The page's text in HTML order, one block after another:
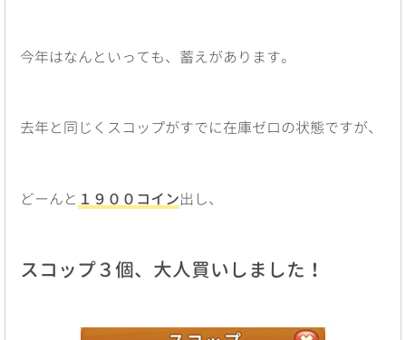
今年はなんといっても、蓄えがあります。
去年と同じくスコップがすでに在庫ゼロの状態ですが、
どーんと １９００コイン出し、
スコップ３個、大人買いしました！